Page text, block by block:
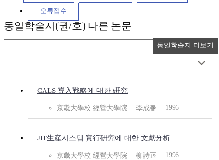
오류접수
동일학술지(권/호) 다른 논문
CALS 導入戰略에 대한 硏究
京畿大學校 經營大學院 李成春 1996
JIT生産시스템 實行硏究에 대한 文獻分析
京畿大學校 經營大學院 柳詩正 1996
동일학술지 더보기